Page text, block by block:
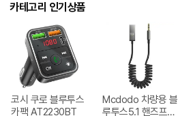
카테고리 인기상품
코시 쿠로 블루투스
카팩 AT2230BT
Mcdodo 차량용 블
루투스5.1 핸즈프리